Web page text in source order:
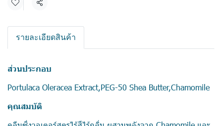
แชร์
รายละเอียดสินค้า
ส่วนประกอบ
Portulaca Oleracea Extract,PEG-50 Shea Butter,Chamomile
คุณสมบัติ